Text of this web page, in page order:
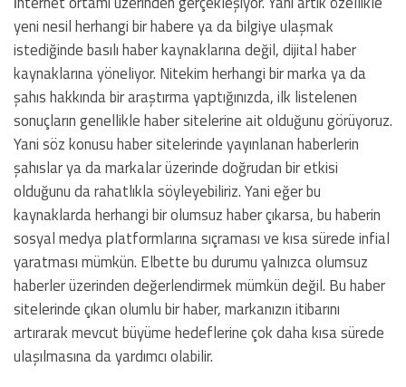
yeni nesil herhangi bir habere ya da bilgiye ulaşmak
istediğinde basılı haber kaynaklarına değil, dijital haber
kaynaklarına yöneliyor. Nitekim herhangi bir marka ya da
şahıs hakkında bir araştırma yaptığınızda, ilk listelenen
sonuçların genellikle haber sitelerine ait olduğunu görüyoruz.
Yani söz konusu haber sitelerinde yayınlanan haberlerin
şahıslar ya da markalar üzerinde doğrudan bir etkisi
olduğunu da rahatlıkla söyleyebiliriz. Yani eğer bu
kaynaklarda herhangi bir olumsuz haber çıkarsa, bu haberin
sosyal medya platformlarına sıçraması ve kısa sürede infial
yaratması mümkün. Elbette bu durumu yalnızca olumsuz
haberler üzerinden değerlendirmek mümkün değil. Bu haber
sitelerinde çıkan olumlu bir haber, markanızın itibarını
artırarak mevcut büyüme hedeflerine çok daha kısa sürede
ulaşılmasına da yardımcı olabilir.